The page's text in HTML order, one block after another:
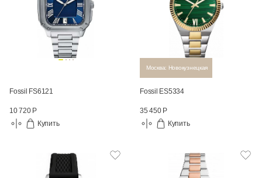
Fossil FS6121
10 720 Р
Купить
Москва: Новокузнецкая
Fossil ES5334
35 450 Р
Купить